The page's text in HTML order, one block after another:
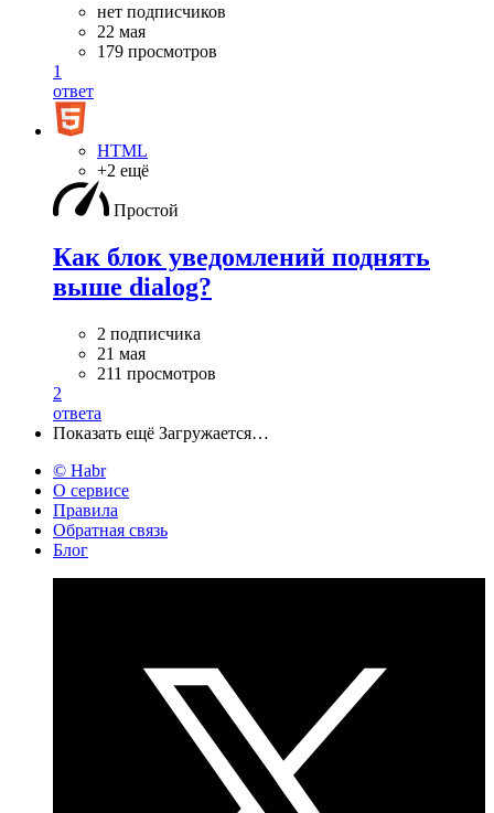
нет подписчиков
22 мая
179 просмотров
1
ответ
HTML
+2 ещё
Простой
Как блок уведомлений поднять
выше dialog?
2 подписчика
21 мая
211 просмотров
2
ответа
Показать ещё Загружается…
© Habr
О сервисе
Правила
Обратная связь
Блог